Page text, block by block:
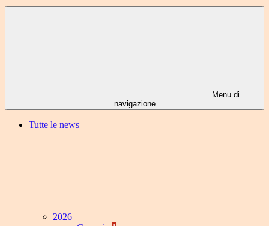
Menu di
navigazione
Tutte le news
2026